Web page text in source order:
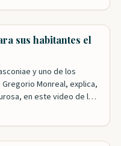
sus habitantes el
y uno de los
Monreal, explica,
en este video de la